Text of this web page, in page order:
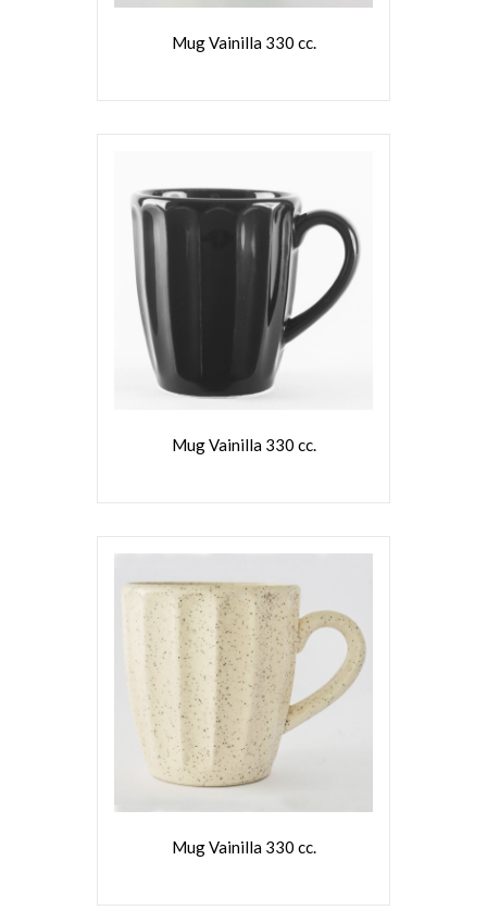
Mug Vainilla 330 cc.
VER MÁS
Mug Vainilla 330 cc.
VER MÁS
Mug Vainilla 330 cc.